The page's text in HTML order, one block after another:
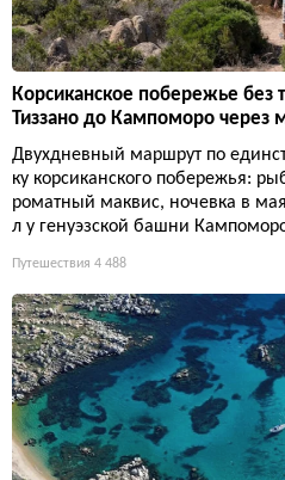
Корсиканское побережье без
Тиззано до Кампоморо через
Двухдневный маршрут по
ку корсиканского побережья:
роматный маквис, ночевка в
л у генуэзской башни
Путешествия 4 488